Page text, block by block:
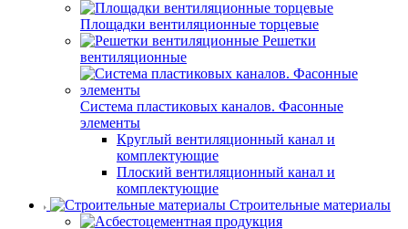
Площадки вентиляционные торцевые
Решетки
вентиляционные
Система пластиковых каналов. Фасонные
элементы
Круглый вентиляционный канал и
комплектующие
Плоский вентиляционный канал и
комплектующие
Строительные материалы